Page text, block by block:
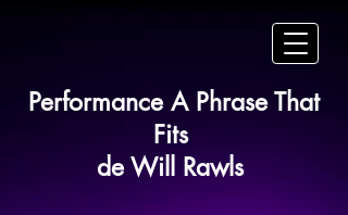
Performance A Phrase That
Fits
de Will Rawls